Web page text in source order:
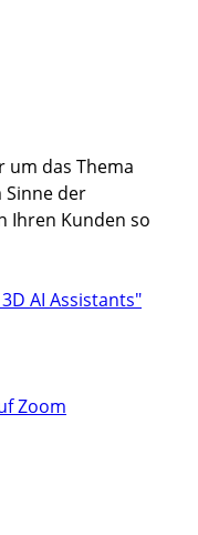
um das Thema
Sinne der
Ihren Kunden so
AI Assistants"
Zoom